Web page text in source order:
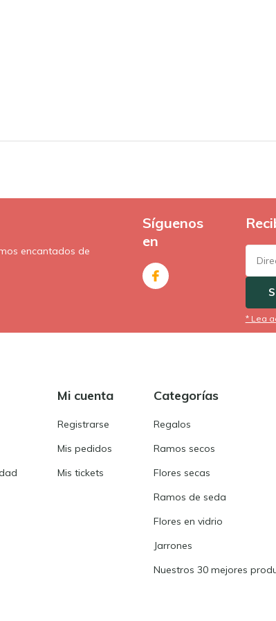
encantados de
Síguenos
en
* Lea
Mi cuenta
Registrarse
Mis pedidos
Mis tickets
Categorías
Regalos
Ramos secos
Flores secas
Ramos de seda
Flores en vidrio
Jarrones
Nuestros 30 mejores